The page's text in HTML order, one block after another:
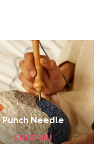
Punch Needle
SHOP NU